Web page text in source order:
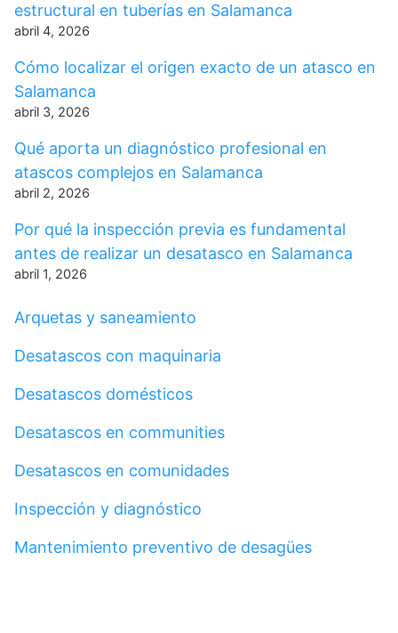
estructural en tuberías en Salamanca
abril 4, 2026
Cómo localizar el origen exacto de un atasco en
Salamanca
abril 3, 2026
Qué aporta un diagnóstico profesional en
atascos complejos en Salamanca
abril 2, 2026
Por qué la inspección previa es fundamental
antes de realizar un desatasco en Salamanca
abril 1, 2026
Arquetas y saneamiento
Desatascos con maquinaria
Desatascos domésticos
Desatascos en communities
Desatascos en comunidades
Inspección y diagnóstico
Mantenimiento preventivo de desagües